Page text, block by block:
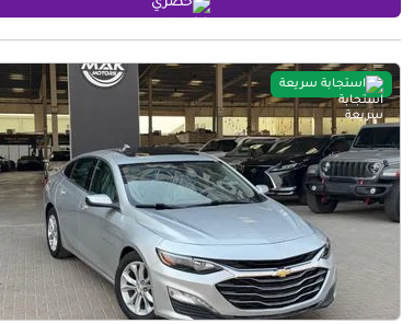
حصري
استجابة سريعة